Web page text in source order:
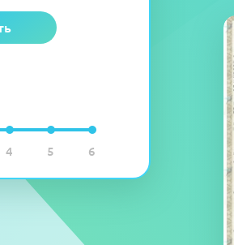
4 5 6